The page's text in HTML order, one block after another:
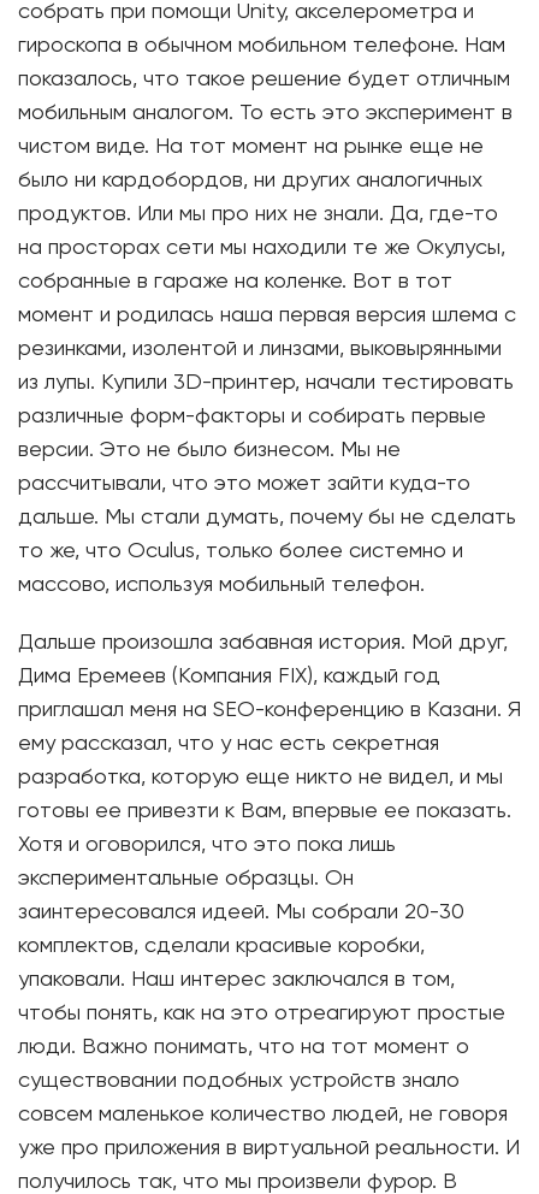
собрать при помощи Unity, акселерометра и
гироскопа в обычном мобильном телефоне. Нам
показалось, что такое решение будет отличным
мобильным аналогом. То есть это эксперимент в
чистом виде. На тот момент на рынке еще не
было ни кардобордов, ни других аналогичных
продуктов. Или мы про них не знали. Да, где-то
на просторах сети мы находили те же Окулусы,
собранные в гараже на коленке. Вот в тот
момент и родилась наша первая версия шлема с
резинками, изолентой и линзами, выковырянными
из лупы. Купили 3D-принтер, начали тестировать
различные форм-факторы и собирать первые
версии. Это не было бизнесом. Мы не
рассчитывали, что это может зайти куда-то
дальше. Мы стали думать, почему бы не сделать
то же, что Oculus, только более системно и
массово, используя мобильный телефон.
Дальше произошла забавная история. Мой друг,
Дима Еремеев (Компания FIX), каждый год
приглашал меня на SEO-конференцию в Казани. Я
ему рассказал, что у нас есть секретная
разработка, которую еще никто не видел, и мы
готовы ее привезти к Вам, впервые ее показать.
Хотя и оговорился, что это пока лишь
экспериментальные образцы. Он
заинтересовался идеей. Мы собрали 20-30
комплектов, сделали красивые коробки,
упаковали. Наш интерес заключался в том,
чтобы понять, как на это отреагируют простые
люди. Важно понимать, что на тот момент о
существовании подобных устройств знало
совсем маленькое количество людей, не говоря
уже про приложения в виртуальной реальности. И
получилось так, что мы произвели фурор. В